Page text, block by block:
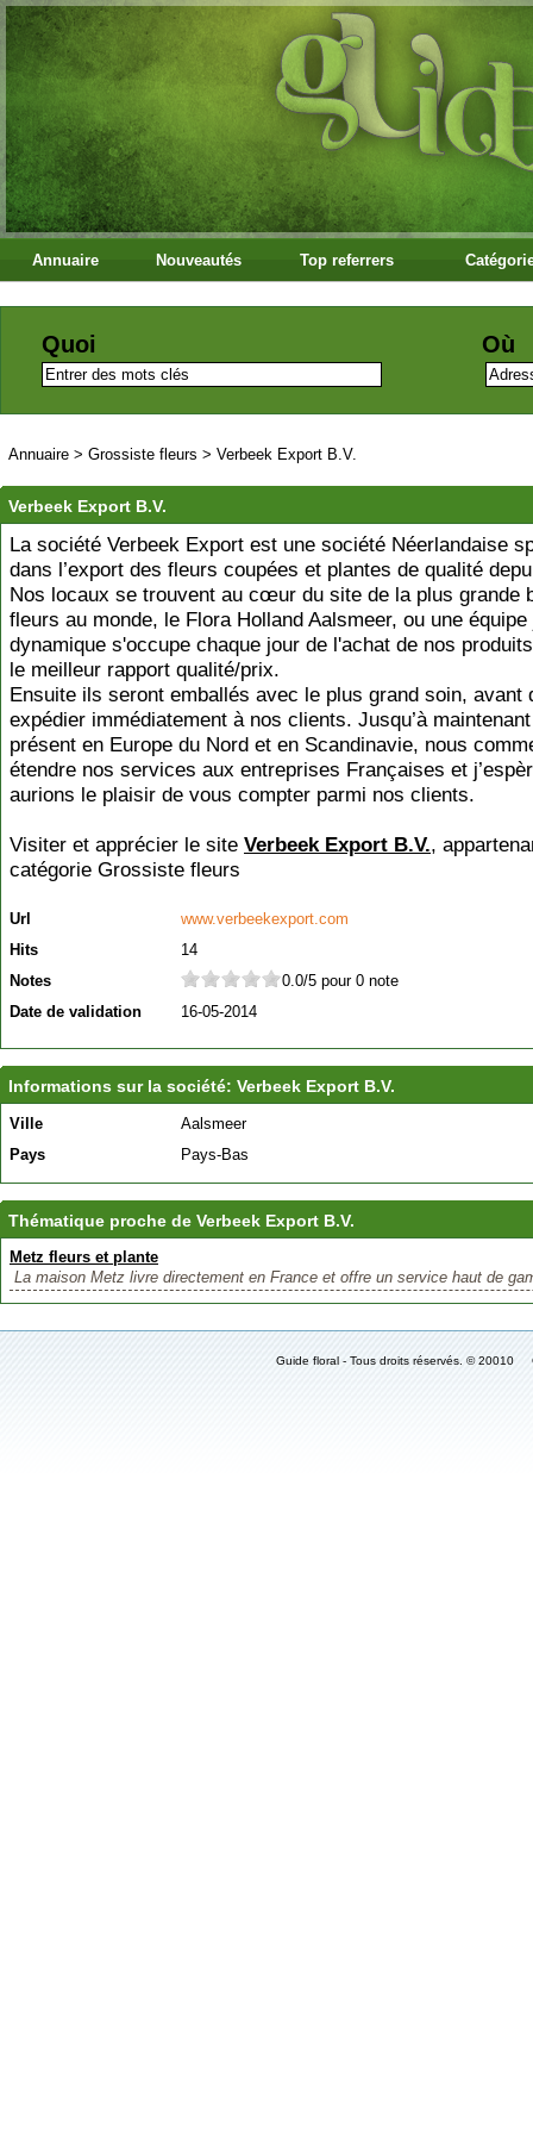
Annuaire Nouveautés Top referrers
Quoi Où
Annuaire > Grossiste fleurs > Verbeek Export B.V.
Verbeek Export B.V.
La société Verbeek Export est une société Néerlandaise
dans l’export des fleurs coupées et plantes de qualité
Nos locaux se trouvent au cœur du site de la plus grande
fleurs au monde, le Flora Holland Aalsmeer, ou une équipe
dynamique s'occupe chaque jour de l'achat de nos
le meilleur rapport qualité/prix.
Ensuite ils seront emballés avec le plus grand soin, avant
expédier immédiatement à nos clients. Jusqu’à
présent en Europe du Nord et en Scandinavie, nous
étendre nos services aux entreprises Françaises et
aurions le plaisir de vous compter parmi nos clients.
Visiter et apprécier le site Verbeek Export B.V.,
catégorie Grossiste fleurs
Url
www.verbeekexport.com
Hits
14
Notes
0.0/5 pour 0 note
Date de validation
16-05-2014
Informations sur la société: Verbeek Export B.V.
Ville
Aalsmeer
Pays
Pays-Bas
Thématique proche de Verbeek Export B.V.
Metz fleurs et plante
La maison Metz livre directement en France et offre un service haut de
Guide floral - Tous droits réservés. ©